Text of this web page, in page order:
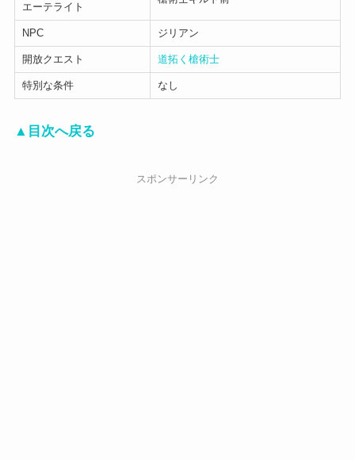
エーテライト
NPC ジリアン
開放クエスト 道拓く槍術士
特別な条件 なし
▲目次へ戻る
スポンサーリンク